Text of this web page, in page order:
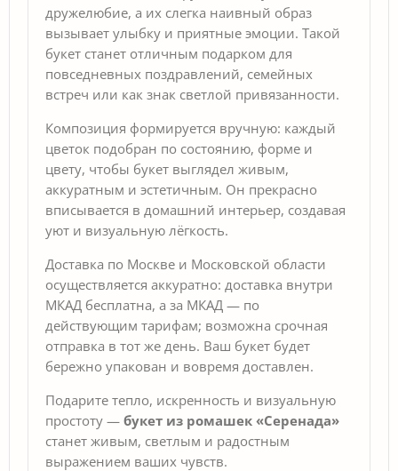
дружелюбие, а их слегка наивный образ
вызывает улыбку и приятные эмоции. Такой
букет станет отличным подарком для
повседневных поздравлений, семейных
встреч или как знак светлой привязанности.
Композиция формируется вручную: каждый
цветок подобран по состоянию, форме и
цвету, чтобы букет выглядел живым,
аккуратным и эстетичным. Он прекрасно
вписывается в домашний интерьер, создавая
уют и визуальную лёгкость.
Доставка по Москве и Московской области
осуществляется аккуратно: доставка внутри
МКАД бесплатна, а за МКАД — по
действующим тарифам; возможна срочная
отправка в тот же день. Ваш букет будет
бережно упакован и вовремя доставлен.
Подарите тепло, искренность и визуальную
простоту — букет из ромашек «Серенада»
станет живым, светлым и радостным
выражением ваших чувств.